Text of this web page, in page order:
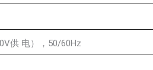
供 电），50/60Hz